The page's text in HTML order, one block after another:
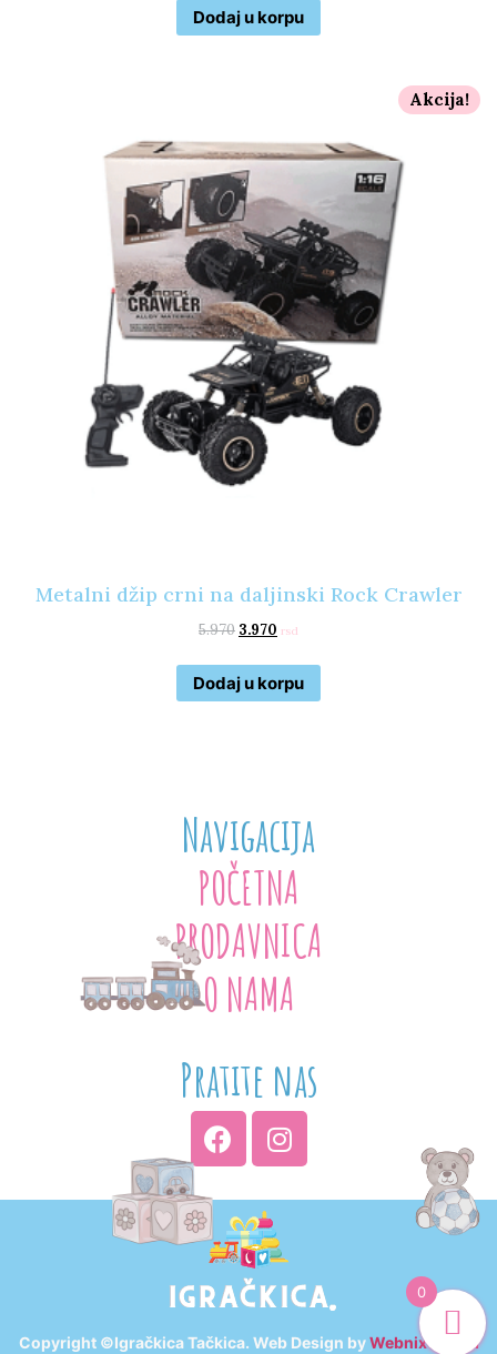
Dodaj u korpu
Akcija!
Metalni džip crni na daljinski Rock Crawler
5.970 3.970 rsd
Dodaj u korpu
Navigacija
POČETNA
PRODAVNICA
O NAMA
Pratite nas
Copyright ©Igračkica Tačkica. Web Design byWebnix Digital
0